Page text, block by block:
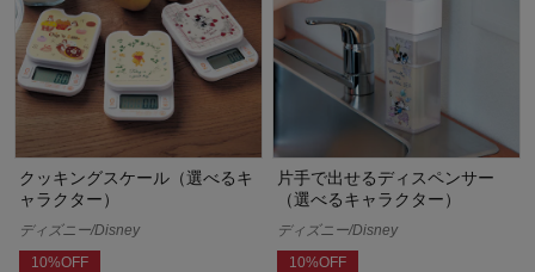
クッキングスケール（選べるキ
ャラクター）
ディズニー/Disney
10%OFF
片手で出せるディスペンサー
（選べるキャラクター）
ディズニー/Disney
10%OFF